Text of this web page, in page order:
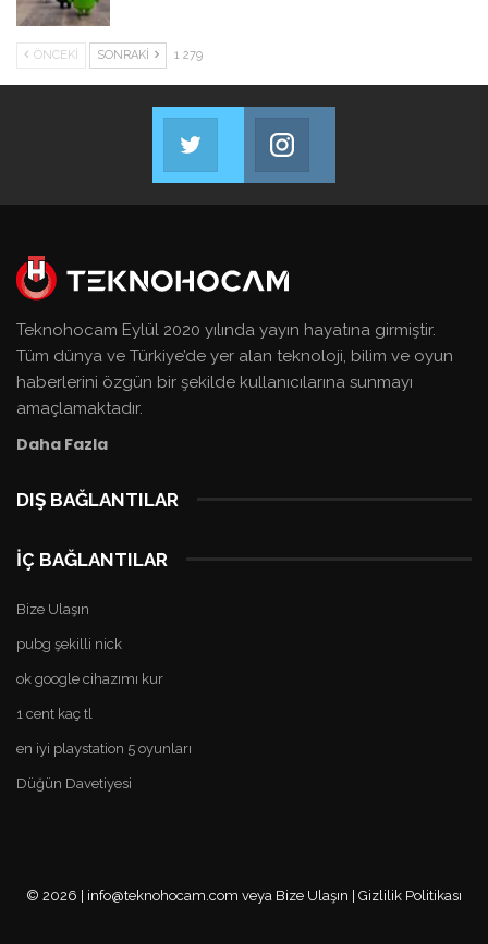
ÖNCEKI SONRAKI 1 279
Twitter
Bizi Takip Et!
Teknohocam Eylül 2020 yılında yayın hayatına girmiştir.
Tüm dünya ve Türkiye’de yer alan teknoloji, bilim ve oyun
haberlerini özgün bir şekilde kullanıcılarına sunmayı
amaçlamaktadır.
Daha Fazla
DIŞ BAĞLANTILAR
deneme
bonusu
deneme
bonusu
siteler
deneme
veren
İÇ BAĞLANTILAR
Bize Ulaşın
pubg şekilli nick
ok google cihazımı kur
1 cent kaç tl
en iyi playstation 5 oyunları
Düğün Davetiyesi
© 2026 | info@teknohocam.com veya Bize Ulaşın Gizlilik Politikası